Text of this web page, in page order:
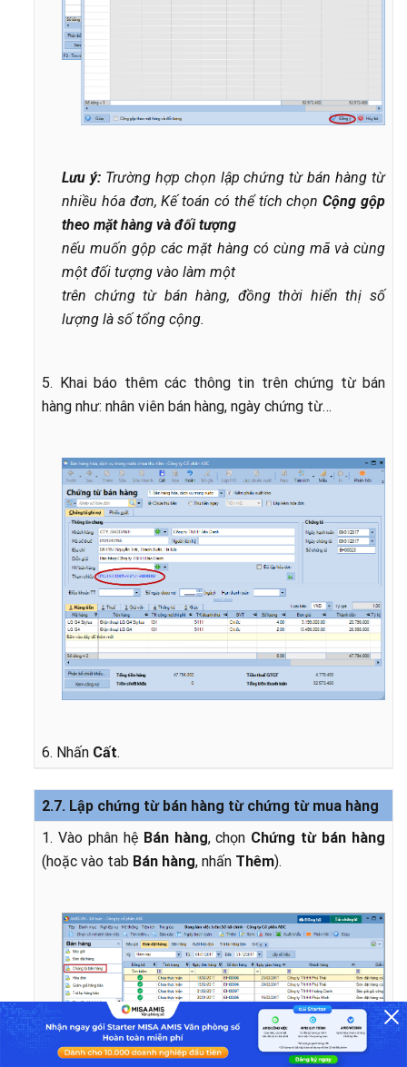
Lưu ý: Trường hợp chọn lập chứng từ bán hàng từ
nhiều hóa đơn, Kế toán có thể tích chọnCộng gộp
theo mặt hàng và đối tượng
nếu muốn gộp các mặt hàng có cùng mã và cùng
một đối tượng vào làm một
trên chứng từ bán hàng, đồng thời hiển thị số
lượng là số tổng cộng.
5. Khai báo thêm các thông tin trên chứng từ bán
hàng như: nhân viên bán hàng, ngày chứng từ…
6. Nhấn Cất.
2.7. Lập chứng từ bán hàng từ chứng từ mua hàng
1. Vào phân hệBán hàng, chọn Chứng từ bán hàng
(hoặc vào tab Bán hàng, nhấn Thêm).